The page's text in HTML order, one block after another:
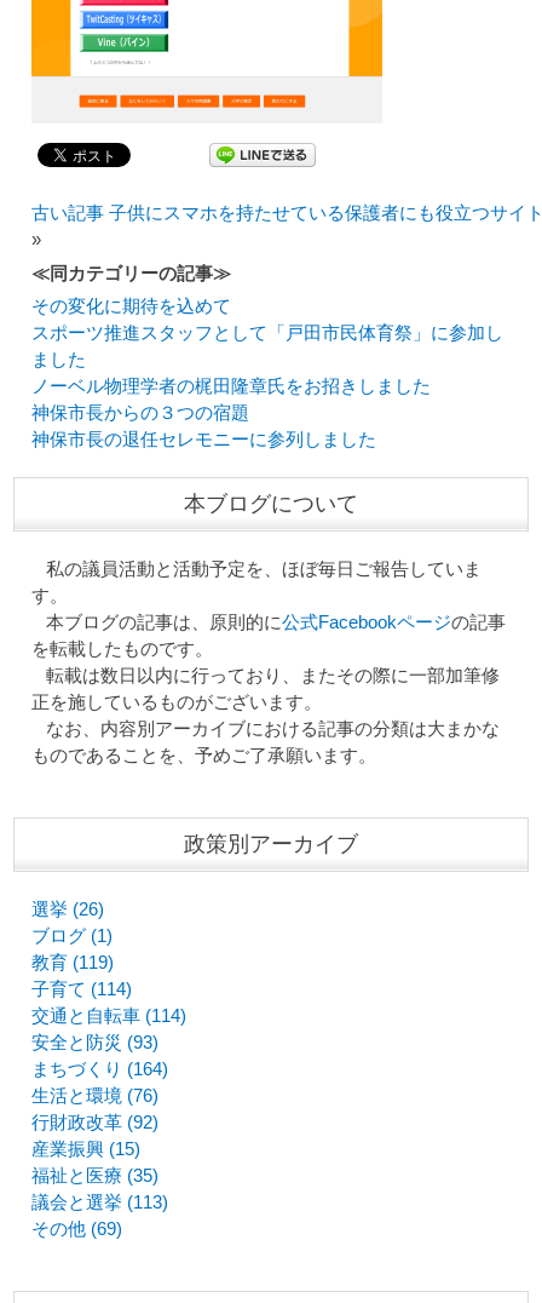
古い記事 子供にスマホを持たせている保護者にも役立つサイ
»
≪同カテゴリーの記事≫
その変化に期待を込めて
スポーツ推進スタッフとして「戸田市民体育祭」に参加し
ました
ノーベル物理学者の梶田隆章氏をお招きしました
神保市長からの３つの宿題
神保市長の退任セレモニーに参列しました
本ブログについて
私の議員活動と活動予定を、ほぼ毎日ご報告していま
す。
本ブログの記事は、原則的に公式Facebookページの記事
を転載したものです。
転載は数日以内に行っており、またその際に一部加筆修
正を施しているものがございます。
なお、内容別アーカイブにおける記事の分類は大まかな
ものであることを、予めご了承願います。
政策別アーカイブ
選挙 (26)
ブログ (1)
教育 (119)
子育て (114)
交通と自転車 (114)
安全と防災 (93)
まちづくり (164)
生活と環境 (76)
行財政改革 (92)
産業振興 (15)
福祉と医療 (35)
議会と選挙 (113)
その他 (69)